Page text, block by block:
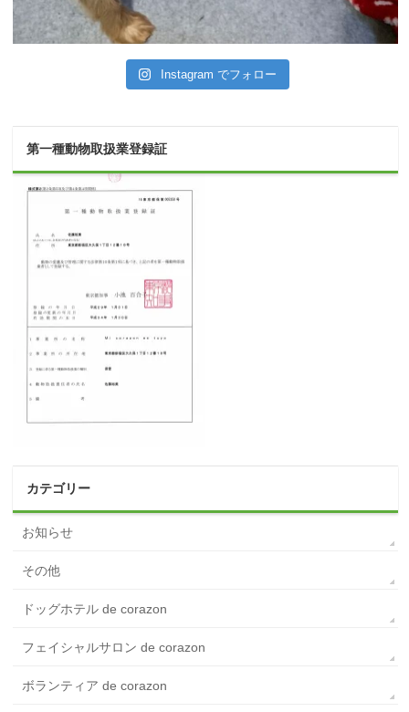
Instagram でフォロー
第一種動物取扱業登録証
カテゴリー
お知らせ
その他
ドッグホテル de corazon
フェイシャルサロン de corazon
ボランティア de corazon